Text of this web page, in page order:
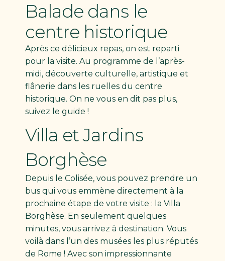
Balade dans le
centre historique
Après ce délicieux repas, on est reparti
pour la visite. Au programme de l’après-
midi, découverte culturelle, artistique et
flânerie dans les ruelles du centre
historique. On ne vous en dit pas plus,
suivez le guide !
Villa et Jardins
Borghèse
Depuis le Colisée, vous pouvez prendre un
bus qui vous emmène directement à la
prochaine étape de votre visite : la Villa
Borghèse. En seulement quelques
minutes, vous arrivez à destination. Vous
voilà dans l’un des musées les plus réputés
de Rome ! Avec son impressionnante